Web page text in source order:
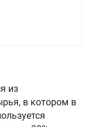
из
в котором в